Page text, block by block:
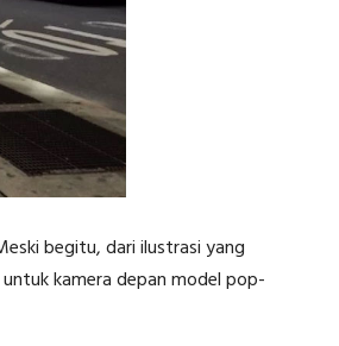
begitu, dari ilustrasi yang
kamera depan model pop-